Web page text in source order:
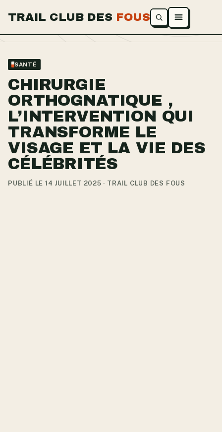
TRAIL CLUB DES FOUS Ouvrir le menu
SANTÉ
CHIRURGIE
ORTHOGNATIQUE ,
L’INTERVENTION QUI
TRANSFORME LE
VISAGE ET LA VIE DES
CÉLÉBRITÉS
PUBLIÉ LE 14 JUILLET 2025 · TRAIL CLUB DES FOUS